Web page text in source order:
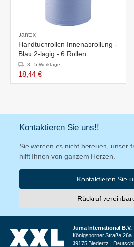
Jantex
Handtuchrollen Innenabrollung -
Blau 2-lagig - 6 Rollen
3 - 5 Werktage
18,44 €
Kontaktieren Sie uns!!
Sie werden es nicht bereuen, unser
hilft Ihnen von ganzem Herzen.
Kontaktieren Sie
Rückruf
Juma International B.V.
Königsborner Straße 26a
39175 Biederitz |